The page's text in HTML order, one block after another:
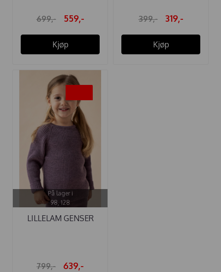
699,- 559,-
Kjøp
399,- 319,-
Kjøp
På lager i
98, 128
LILLELAM GENSER
799,- 639,-